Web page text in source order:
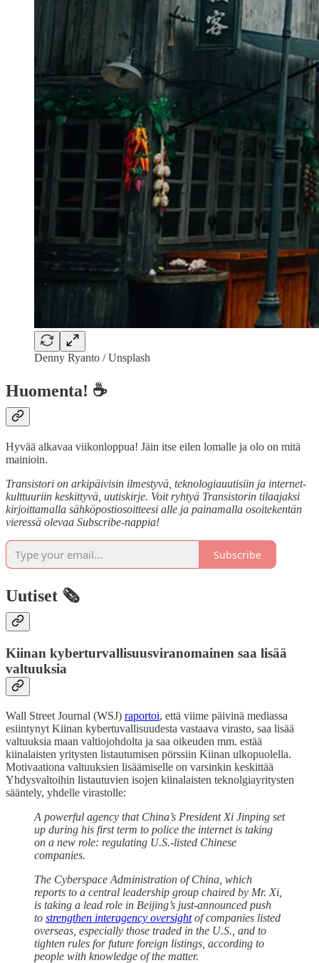
Denny Ryanto / Unsplash
Huomenta! ☕
Hyvää alkavaa viikonloppua! Jäin itse eilen lomalle ja olo on mitä
mainioin.
Transistori on arkipäivisin ilmestyvä, teknologiauutisiin ja internet-
kulttuuriin keskittyvä, uutiskirje. Voit ryhtyä Transistorin tilaajaksi
kirjoittamalla sähköpostiosoitteesi alle ja painamalla osoitekentän
vieressä olevaa Subscribe-nappia!
Subscribe
Uutiset 🗞️
Kiinan kyberturvallisuusviranomainen saa lisää
valtuuksia
Wall Street Journal (WSJ) raportoi, että viime päivinä mediassa
esiintynyt Kiinan kybertuvallisuudesta vastaava virasto, saa lisää
valtuuksia maan valtiojohdolta ja saa oikeuden mm. estää
kiinalaisten yritysten listautumisen pörssiin Kiinan ulkopuolella.
Motivaationa valtuuksien lisäämiselle on varsinkin keskittää
Yhdysvaltoihin listautuvien isojen kiinalaisten teknolgiayritysten
sääntely, yhdelle virastolle:
A powerful agency that China’s President Xi Jinping set
up during his first term to police the internet is taking
on a new role: regulating U.S.-listed Chinese
companies.
The Cyberspace Administration of China, which
reports to a central leadership group chaired by Mr. Xi,
is taking a lead role in Beijing’s just-announced push
to strengthen interagency oversightof companies listed
overseas, especially those traded in the U.S., and to
tighten rules for future foreign listings, according to
people with knowledge of the matter.